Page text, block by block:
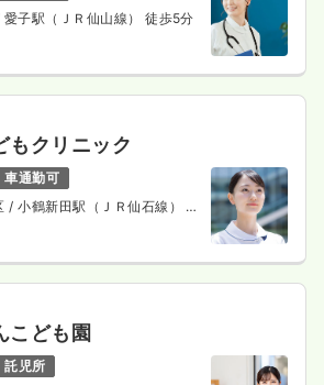
療養型病院
一時募集休止
休憩60分）
未経験可
愛子駅（ＪＲ仙山線） 徒歩5分
もクリニック
車通勤可
/ 小鶴新田駅（ＪＲ仙石線） 徒
こども園
託児所